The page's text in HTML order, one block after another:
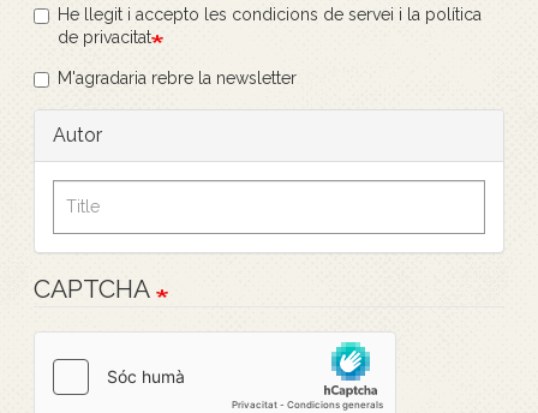
He llegit i accepto les condicions de servei i la política
de privacitat
M'agradaria rebre la newsletter
Autor
CAPTCHA